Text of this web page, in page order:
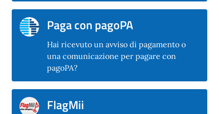
Paga con pagoPA
Hai ricevuto un avviso di pagamento o
una comunicazione per pagare con
pagoPA?
FlagMii